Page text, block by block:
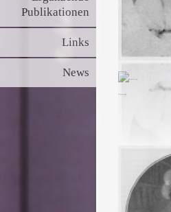
Publikationen
Links
News